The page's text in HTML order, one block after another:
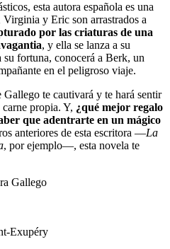
esta autora española es una
y Eric son arrastrados a
por las criaturas de una
, y ella se lanza a su
su fortuna, conocerá a Berk, un
en el peligroso viaje.
te cautivará y te hará sentir
propia. Y, ¿qué mejor regalo
que adentrarte en un mágico
anteriores de esta escritora —La
, por ejemplo—, esta novela te
Exupéry